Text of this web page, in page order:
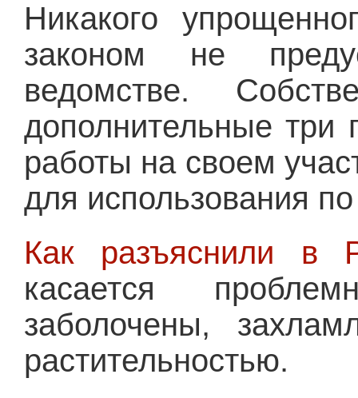
Никакого
законом не
ведомстве.
дополнительные три
работы на своем
для использования
Как разъяснили в
касается
заболочены,
растительностью.